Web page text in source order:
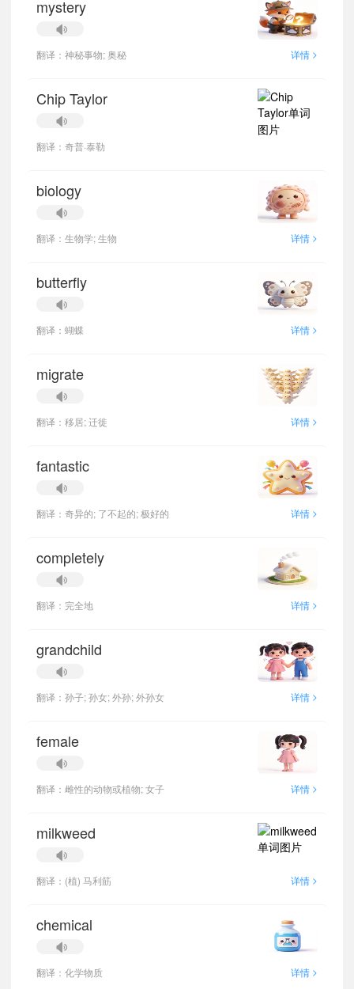
mystery
翻译：神秘事物; 奥秘 详情 >
Chip Taylor
翻译：奇普·泰勒
biology
翻译：生物学; 生物 详情 >
butterfly
翻译：蝴蝶 详情 >
migrate
翻译：移居; 迁徙 详情 >
fantastic
翻译：奇异的; 了不起的; 极好的 详情 >
completely
翻译：完全地 详情 >
grandchild
翻译：孙子; 孙女; 外孙; 外孙女 详情 >
female
翻译：雌性的动物或植物; 女子 详情 >
milkweed
翻译：(植) 马利筋 详情 >
chemical
翻译：化学物质 详情 >